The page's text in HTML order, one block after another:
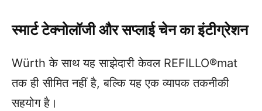
स्मार्ट टेक्नोलॉजी और सप्लाई चेन का इंटीग्रेशन
Würth के साथ यह साझेदारी केवल REFILLO®mat
तक ही सीमित नहीं है, बल्कि यह एक व्यापक तकनीकी
सहयोग है।